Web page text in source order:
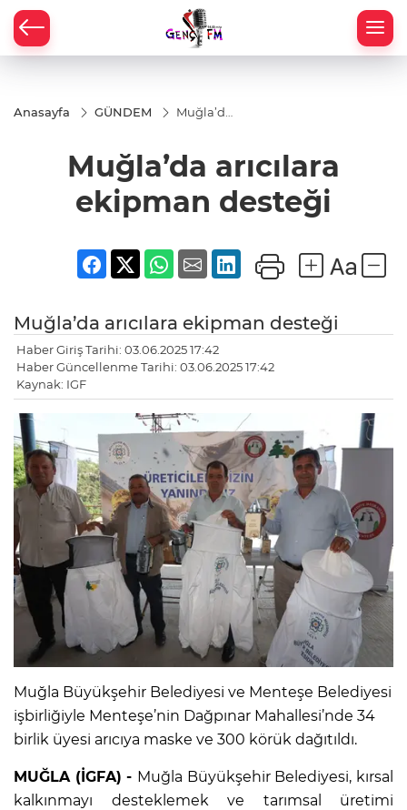
Anasayfa GÜNDEM
Muğla’da
desteği
Muğla’da arıcılara
ekipman desteği
Muğla’da arıcılara ekipman desteği
Haber Giriş Tarihi: 03.06.2025 17:42
Haber Güncellenme Tarihi: 03.06.2025 17:42
Kaynak: IGF
Muğla Büyükşehir Belediyesi ve Menteşe Belediyesi
işbirliğiyle Menteşe’nin Dağpınar Mahallesi’nde 34
birlik üyesi arıcıya maske ve 300 körük dağıtıldı.
MUĞLA (İGFA) - Muğla Büyükşehir Belediyesi, kırsal
kalkınmayı desteklemek ve tarımsal üretimi